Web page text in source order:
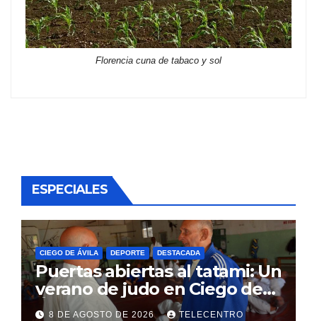
Florencia cuna de tabaco y sol
ESPECIALES
CIEGO DE ÁVILA DEPORTE DESTACADA
Puertas abiertas al tatami: Un
verano de judo en Ciego de
Ávila
8 DE AGOSTO DE 2026 TELECENTRO